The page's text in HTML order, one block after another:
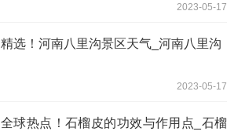
2023-05-17
精选！河南八里沟景区天气_河南八里沟
2023-05-17
全球热点！石榴皮的功效与作用点_石榴